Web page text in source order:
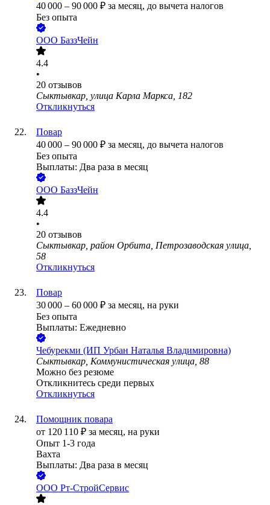
40 000 – 90 000 ₽ за месяц, до вычета налогов
Без опыта
ООО БаззЧейн
4.4
•
20 отзывов
Сыктывкар, улица Карла Маркса, 182
Откликнуться
Повар
40 000 – 90 000 ₽ за месяц, до вычета налогов
Без опыта
Выплаты: Два раза в месяц
ООО БаззЧейн
4.4
•
20 отзывов
Сыктывкар, район Орбита, Петрозаводская улица,
58
Откликнуться
Повар
30 000 – 60 000 ₽ за месяц, на руки
Без опыта
Выплаты: Ежедневно
Чебурекми (ИП Урбан Наталья Владимировна)
Сыктывкар, Коммунистическая улица, 88
Можно без резюме
Откликнитесь среди первых
Откликнуться
Помощник повара
от 120 110 ₽ за месяц, на руки
Опыт 1-3 года
Вахта
Выплаты: Два раза в месяц
ООО Рт-СтройСервис